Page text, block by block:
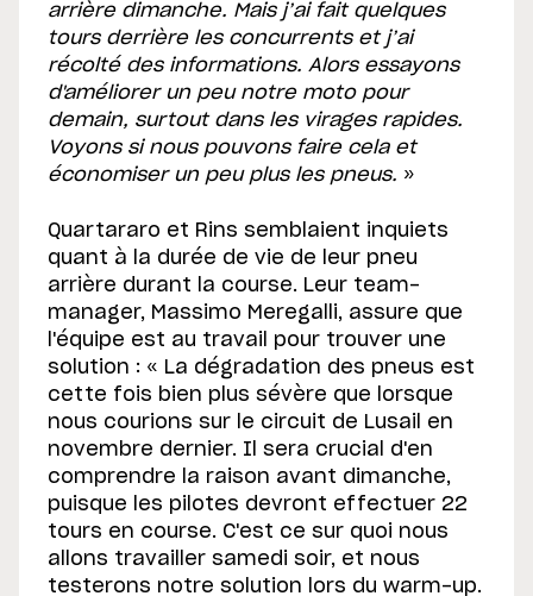
arrière dimanche. Mais j’ai fait quelques
tours derrière les concurrents et j’ai
récolté des informations. Alors essayons
d'améliorer un peu notre moto pour
demain, surtout dans les virages rapides.
Voyons si nous pouvons faire cela et
économiser un peu plus les pneus. »
Quartararo et Rins semblaient inquiets
quant à la durée de vie de leur pneu
arrière durant la course. Leur team-
manager, Massimo Meregalli, assure que
l'équipe est au travail pour trouver une
solution : « La dégradation des pneus est
cette fois bien plus sévère que lorsque
nous courions sur le circuit de Lusail en
novembre dernier. Il sera crucial d'en
comprendre la raison avant dimanche,
puisque les pilotes devront effectuer 22
tours en course. C'est ce sur quoi nous
allons travailler samedi soir, et nous
testerons notre solution lors du warm-up.